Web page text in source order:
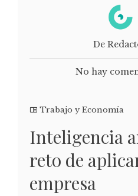
De
No hay
Trabajo y Economía
Inteligencia
reto de
empresa